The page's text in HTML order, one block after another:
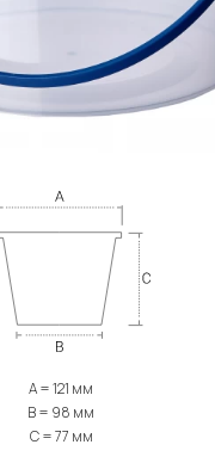
A = 121 мм
B = 98 мм
C = 77 мм